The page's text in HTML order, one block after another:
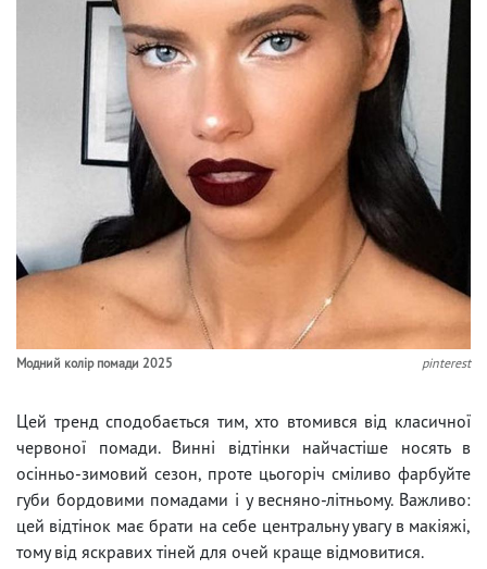
Модний колір помади 2025 pinterest
Цей тренд сподобається тим, хто втомився від класичної
червоної помади. Винні відтінки найчастіше носять в
осінньо-зимовий сезон, проте цьогоріч сміливо фарбуйте
губи бордовими помадами і у весняно-літньому. Важливо:
цей відтінок має брати на себе центральну увагу в макіяжі,
тому від яскравих тіней для очей краще відмовитися.